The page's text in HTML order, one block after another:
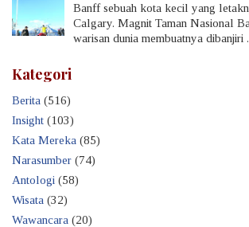
Banff sebuah kota kecil yang
Calgary. Magnit Taman Nasional
warisan dunia membuatnya dibanjiri
Kategori
Berita (516)
Insight (103)
Kata Mereka (85)
Narasumber (74)
Antologi (58)
Wisata (32)
Wawancara (20)